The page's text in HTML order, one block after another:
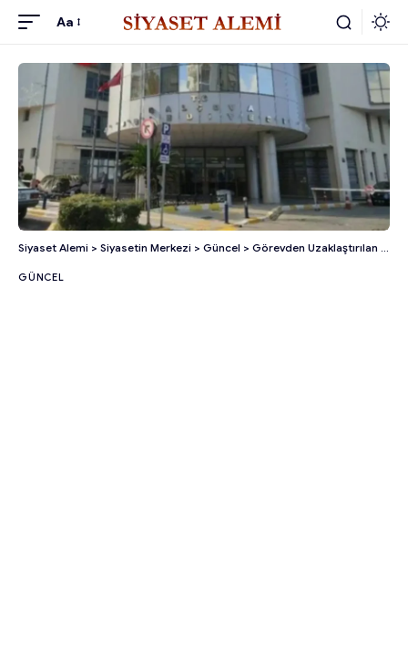
Aa
Siyaset Alemi > Siyasetin Merkezi > Güncel > Görevden Uzaklaştırılan Onur Yiğit Sonrası Balçova’da Başkan Vekili Seçimi Yapılacak!
GÜNCEL